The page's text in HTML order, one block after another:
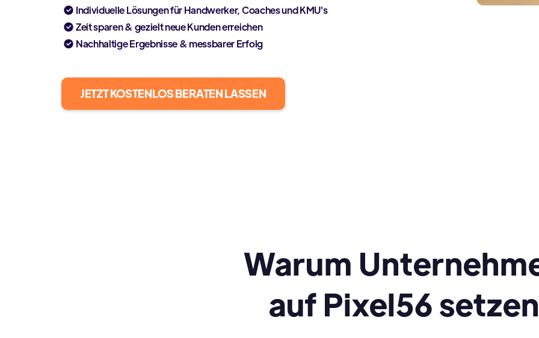
Individuelle Lösungen für Handwerker, Coaches und KMU's
Zeit sparen & gezielt neue Kunden erreichen
Nachhaltige Ergebnisse & messbarer Erfolg
JETZT KOSTENLOS BERATEN LASSEN
Warum
auf Pixel56